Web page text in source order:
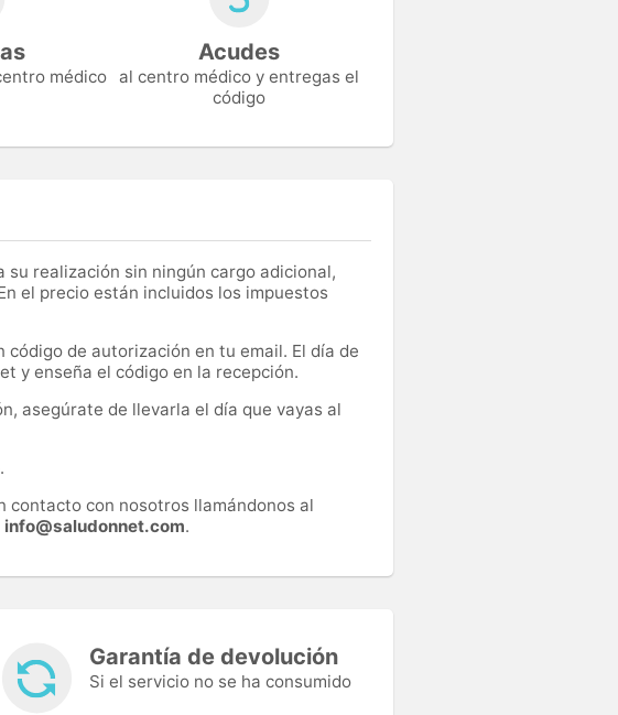
médico
Acudes
al centro médico y entregas el
código
realización sin ningún cargo adicional,
el precio están incluidos los impuestos
de autorización en tu email. El día de
y enseña el código en la recepción.
asegúrate de llevarla el día que vayas al
contacto con nosotros llamándonos al
info@saludonnet.com.
Garantía de devolución
Si el servicio no se ha consumido